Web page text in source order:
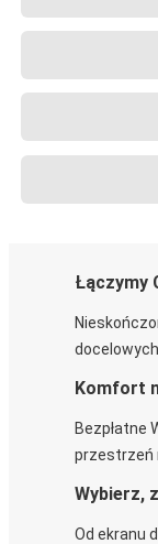
Łączymy
Komfort
Bezpłatne
przestrzeń
Wybierz,
Od ekranu